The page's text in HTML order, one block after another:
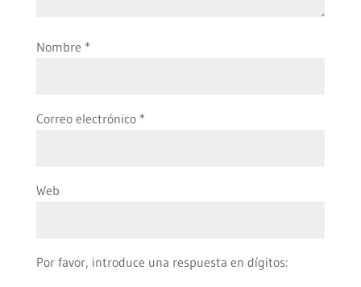
Nombre *
Correo electrónico *
Web
Por favor, introduce una respuesta en dígitos: